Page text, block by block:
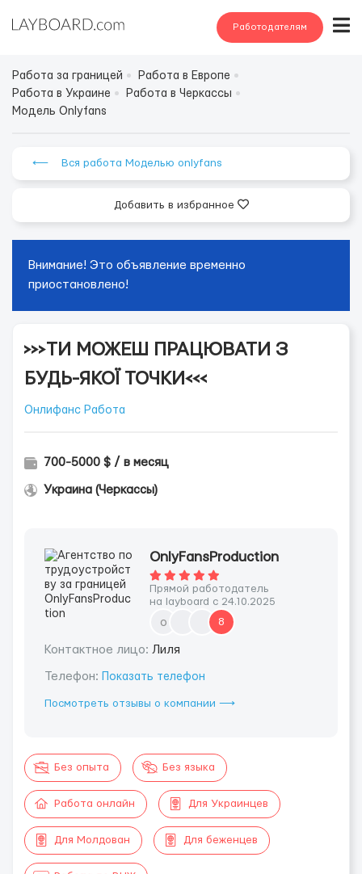
Работодателям
Работа за границей
Работа в Европе
Работа в Украине
Работа в Черкассы
Модель Onlyfans
⟵ Вся работа Моделью onlyfans
Добавить в избранное
Внимание! Это объявление временно
приостановлено!
>>>ТИ МОЖЕШ ПРАЦЮВАТИ З
БУДЬ-ЯКОЇ ТОЧКИ<<<
Онлифанс Работа
700-5000 $ / в месяц
Украина (Черкассы)
OnlyFansProduction
Прямой работодатель
на layboard с 24.10.2025
o 8
Контактное лицо: Лиля
Телефон: Показать телефон
Посмотреть отзывы о компании ⟶
Без опыта Без языка
Работа онлайн Для Украинцев
Для Молдован Для беженцев